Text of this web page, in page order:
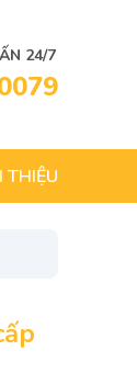
24/7
THIỆU